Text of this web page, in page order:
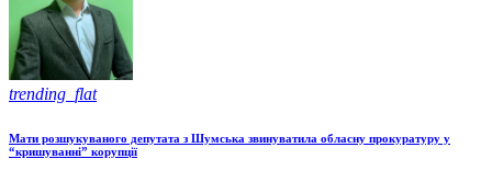
trending_flat
Мати розшукуваного депутата з Шумська звинуватила обласну прокуратуру у
“кришуванні” корупції